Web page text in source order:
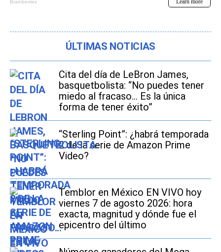
ÚLTIMAS NOTICIAS
Cita del día de LeBron James,
basquetbolista: “No puedes tener
miedo al fracaso... Es la única
forma de tener éxito”
“Sterling Point”: ¿habrá temporada
2 de la serie de Amazon Prime
Video?
Temblor en México EN VIVO hoy
viernes 7 de agosto 2026: hora
exacta, magnitud y dónde fue el
epicentro del último